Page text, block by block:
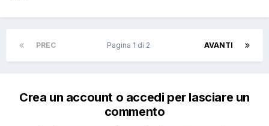
PREC AVANTI
Pagina 1 di 2
Crea un account o accedi per lasciare un
commento